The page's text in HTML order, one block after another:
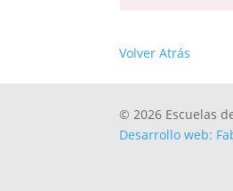
Volver Atrás
© 2026 Escuelas
Desarrollo web: